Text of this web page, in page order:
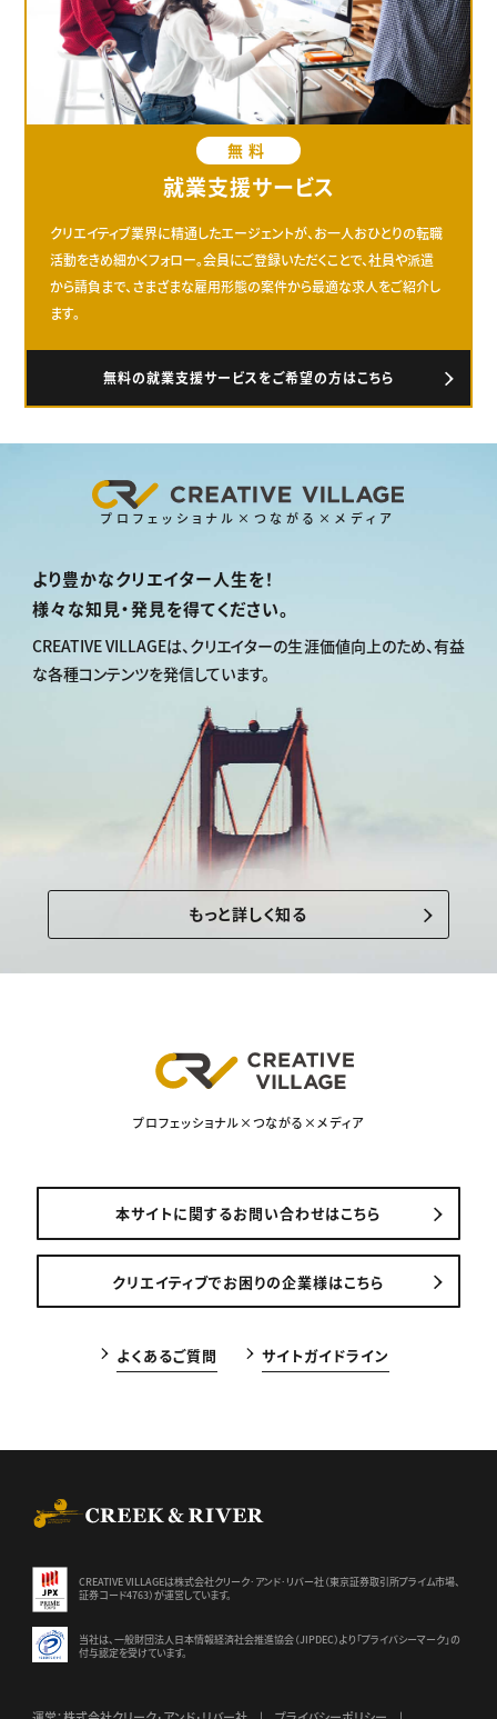
無料
就業支援サービス
クリエイティブ業界に精通したエージェントが、お一人おひとりの転職
活動をきめ細かくフォロー。会員にご登録いただくことで、社員や派遣
から請負まで、さまざまな雇用形態の案件から最適な求人をご紹介し
ます。
無料の就業支援サービスをご希望の方はこちら
プロフェッショナル×つながる×メディア
より豊かなクリエイター人生を！
様々な知見・発見を得てください。
CREATIVE VILLAGEは、 クリエイターの生涯価値向上のため、有益
な各種コンテンツを発信しています。
もっと詳しく知る
プロフェッショナル×つながる×メディア
本サイトに関するお問い合わせはこちら
クリエイティブでお困りの企業様はこちら
よくあるご質問 サイトガイドライン
CREATIVE VILLAGEは株式会社クリーク･アンド･リバー社（東京証券取引所プライム市場、
証券コード4763）が運営しています。
当社は、一般財団法人日本情報経済社会推進協会（JIPDEC）より 「プライバシーマーク」の
付与認定を受けています。